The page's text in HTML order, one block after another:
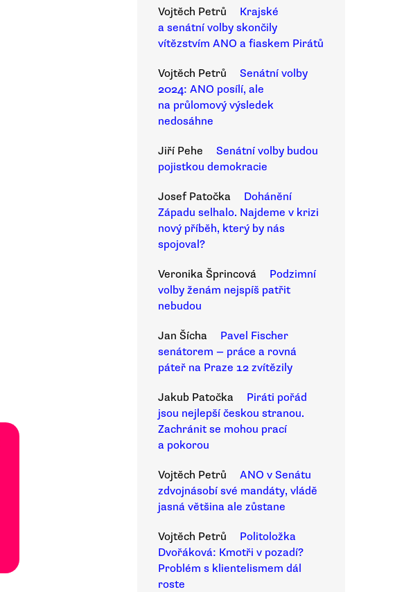
Vojtěch Petrů
Krajské
a senátní volby skončily
vítězstvím ANO a fiaskem Pirátů
Vojtěch Petrů
Senátní volby
2024: ANO posílí, ale
na průlomový výsledek
nedosáhne
Jiří Pehe
Senátní volby budou
pojistkou demokracie
Josef Patočka
Dohánění
Západu selhalo. Najdeme v krizi
nový příběh, který by nás
spojoval?
Veronika Šprincová
Podzimní
volby ženám nejspíš patřit
nebudou
Jan Šícha
Pavel Fischer
senátorem — práce a rovná
páteř na Praze 12 zvítězily
Jakub Patočka
Piráti pořád
jsou nejlepší českou stranou.
Zachránit se mohou prací
a pokorou
Vojtěch Petrů
ANO v Senátu
zdvojnásobí své mandáty, vládě
jasná většina ale zůstane
Vojtěch Petrů
Politoložka
Dvořáková: Kmotři v pozadí?
Problém s klientelismem dál
roste